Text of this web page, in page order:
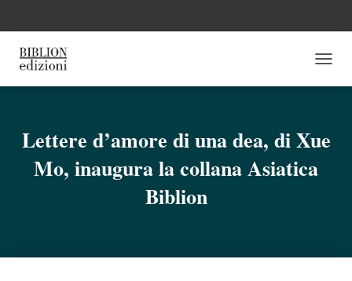
A
A
Lettere d’amore di una dea, di Xue
Mo, inaugura la collana Asiatica
Biblion